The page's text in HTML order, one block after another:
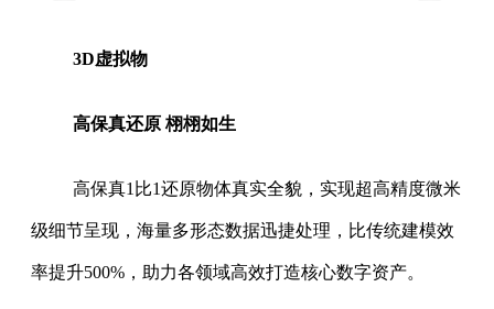
3D虚拟物
高保真还原 栩栩如生
高保真1比1还原物体真实全貌，实现超高精度微米
级细节呈现，海量多形态数据迅捷处理，比传统建模效
率提升500%，助力各领域高效打造核心数字资产。